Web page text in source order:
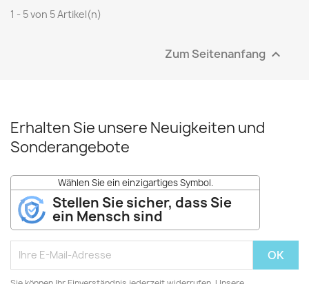
1 - 5 von 5 Artikel(n)
Zum Seitenanfang 
Erhalten Sie unsere Neuigkeiten und
Sonderangebote
Wählen Sie ein einzigartiges Symbol.
Stellen Sie sicher, dass Sie
ein Mensch sind